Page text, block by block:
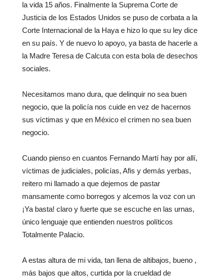
la vida 15 años. Finalmente la Suprema Corte de
Justicia de los Estados Unidos se puso de corbata a la
Corte Internacional de la Haya e hizo lo que su ley dice
en su país. Y de nuevo lo apoyo, ya basta de hacerle a
la Madre Teresa de Calcuta con esta bola de desechos
sociales.
Necesitamos mano dura, que delinquir no sea buen
negocio, que la policía nos cuide en vez de hacernos
sus víctimas y que en México el crimen no sea buen
negocio.
Cuando pienso en cuantos Fernando Martí hay por allí,
víctimas de judiciales, policías, Afis y demás yerbas,
reitero mi llamado a que dejemos de pastar
mansamente como borregos y alcemos la voz con un
¡Ya basta! claro y fuerte que se escuche en las urnas,
único lenguaje que entienden nuestros políticos
Totalmente Palacio.
A estas altura de mi vida, tan llena de altibajos, bueno ,
más bajos que altos, curtida por la crueldad de